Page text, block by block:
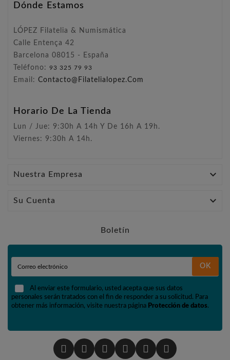
Dónde Estamos
LÓPEZ Filatelia & Numismática
Calle Entença 42
Barcelona 08015 - España
Teléfono: 93 325 79 93
Email: Contacto@filatelialopez.com
Horario De La Tienda
Lun / Jue: 9:30h A 14h Y De 16h A 19h.
Viernes: 9:30h A 14h.
Nuestra Empresa 
Su Cuenta 
Boletín
OK
Al enviar este formulario, usted acepta que sus datos
personales serán tratados con el fin de responder a su solicitud. Para
obtener más información, visite nuestra página Protección de datos.